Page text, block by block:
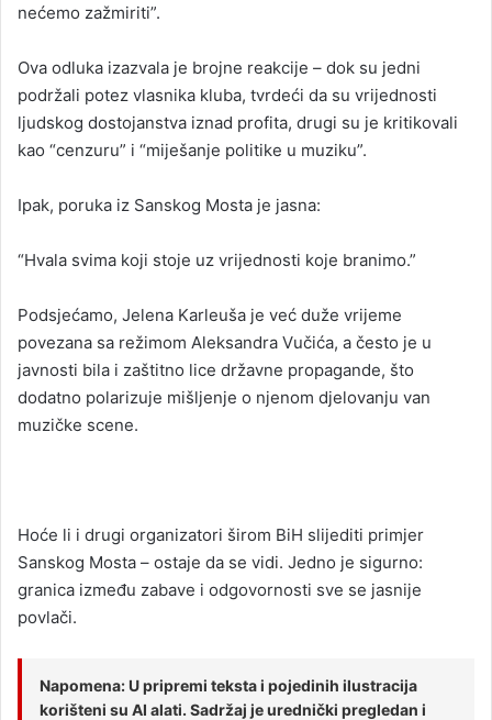
nećemo zažmiriti”.
Ova odluka izazvala je brojne reakcije – dok su jedni
podržali potez vlasnika kluba, tvrdeći da su vrijednosti
ljudskog dostojanstva iznad profita, drugi su je kritikovali
kao “cenzuru” i “miješanje politike u muziku”.
Ipak, poruka iz Sanskog Mosta je jasna:
“Hvala svima koji stoje uz vrijednosti koje branimo.”
Podsjećamo, Jelena Karleuša je već duže vrijeme
povezana sa režimom Aleksandra Vučića, a često je u
javnosti bila i zaštitno lice državne propagande, što
dodatno polarizuje mišljenje o njenom djelovanju van
muzičke scene.
Hoće li i drugi organizatori širom BiH slijediti primjer
Sanskog Mosta – ostaje da se vidi. Jedno je sigurno:
granica između zabave i odgovornosti sve se jasnije
povlači.
Napomena: U pripremi teksta i pojedinih ilustracija
korišteni su AI alati. Sadržaj je urednički pregledan i